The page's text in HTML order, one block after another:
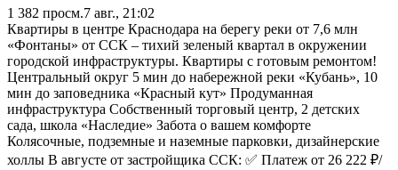
1 382 просм.7 авг., 21:02
Квартиры в центре Краснодара на берегу реки от 7,6 млн
«Фонтаны» от ССК – тихий зеленый квартал в окружении
городской инфраструктуры. Квартиры с готовым ремонтом!
Центральный округ 5 мин до набережной реки «Кубань», 10
мин до заповедника «Красный кут» Продуманная
инфраструктура Собственный торговый центр, 2 детских
сада, школа «Наследие» Забота о вашем комфорте
Колясочные, подземные и наземные парковки, дизайнерские
холлы В августе от застройщика ССК: ✅ Платеж от 26 222 ₽/